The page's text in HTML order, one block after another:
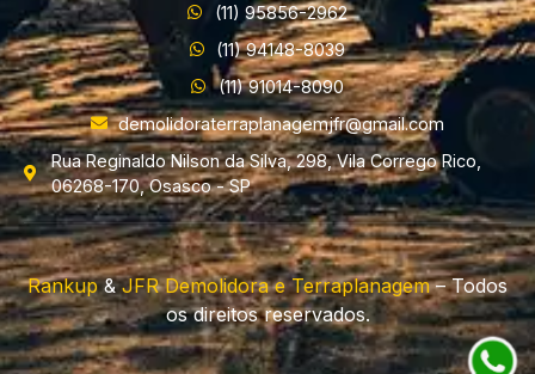
(11) 95856-2962
(11) 94148-8039
(11) 91014-8090
demolidoraterraplanagemjfr@gmail.com
Rua Reginaldo Nilson da Silva, 298, Vila Corrego Rico,
06268-170, Osasco - SP
Rankup&JFR Demolidora e Terraplanagem– Todos
os direitos reservados.